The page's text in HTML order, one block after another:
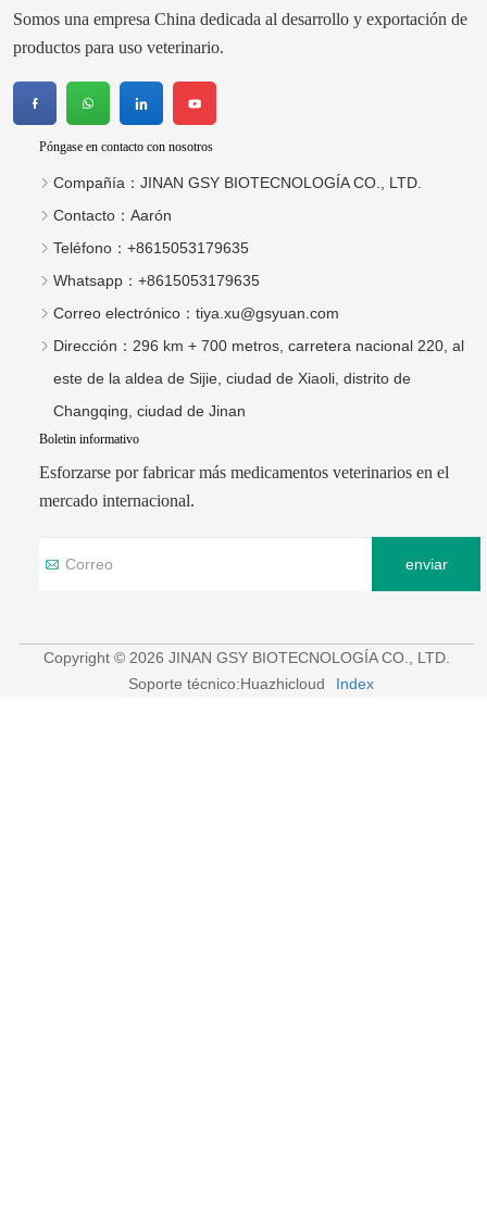
Somos una empresa China dedicada al desarrollo y exportación de
productos para uso veterinario.
Póngase en contacto con nosotros
Compañía： JINAN GSY BIOTECNOLOGÍA CO., LTD.
Contacto： Aarón
Teléfono： +8615053179635
Whatsapp： +8615053179635
Correo electrónico： tiya.xu@gsyuan.com
Dirección： 296 km + 700 metros, carretera nacional 220, al
este de la aldea de Sijie, ciudad de Xiaoli, distrito de
Changqing, ciudad de Jinan
Boletin informativo
Esforzarse por fabricar más medicamentos veterinarios en el
mercado internacional.
enviar
Copyright © 2026 JINAN GSY BIOTECNOLOGÍA CO., LTD.
Soporte técnico:Huazhicloud
Index